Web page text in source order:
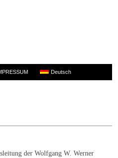
Deutsch
der Wolfgang W. Werner